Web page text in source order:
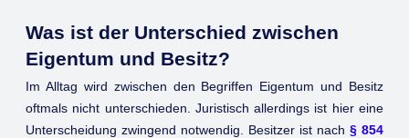
Was ist der Unterschied zwischen
Eigentum und Besitz?
Im Alltag wird zwischen den Begriffen Eigentum und Besitz
oftmals nicht unterschieden. Juristisch allerdings ist hier eine
Unterscheidung zwingend notwendig. Besitzer ist nach § 854